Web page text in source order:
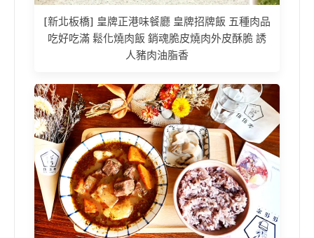
[新北板橋] 皇牌正港味餐廳 皇牌招牌飯 五種肉品
吃好吃滿 鬆化燒肉飯 銷魂脆皮燒肉外皮酥脆 誘
人豬肉油脂香